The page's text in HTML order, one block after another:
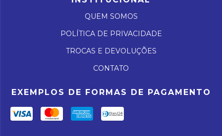
QUEM SOMOS
POLÍTICA DE PRIVACIDADE
TROCAS E DEVOLUÇÕES
CONTATO
EXEMPLOS DE FORMAS DE PAGAMENTO